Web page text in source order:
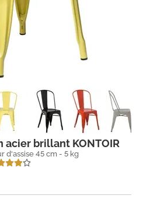
brillant KONTOIR
d'assise 45 cm - 5 kg